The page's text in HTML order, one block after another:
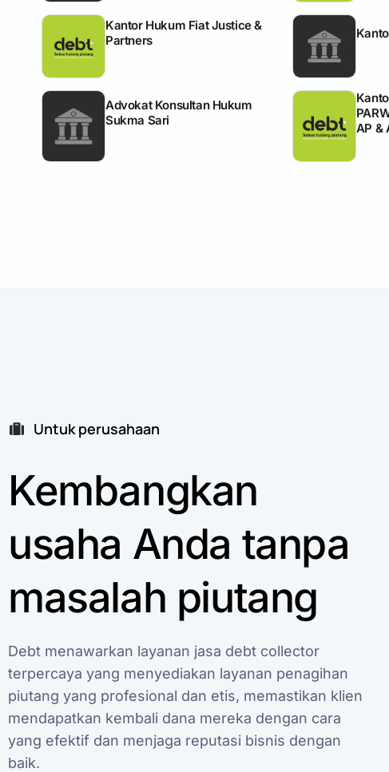
Kantor Hukum Fiat Justice &
Partners
Advokat Konsultan Hukum
Sukma Sari
AP &
Untuk perusahaan
Kembangkan
usaha Anda tanpa
masalah piutang
Debt menawarkan layanan jasa debt collector
terpercaya yang menyediakan layanan penagihan
piutang yang profesional dan etis, memastikan klien
mendapatkan kembali dana mereka dengan cara
yang efektif dan menjaga reputasi bisnis dengan
baik.